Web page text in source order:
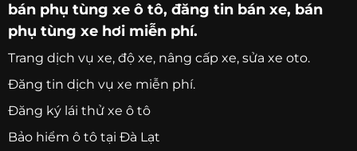
bán phụ tùng xe ô tô, đăng tin bán xe, bán
phụ tùng xe hơi miễn phí.
Trang dịch vụ xe, độ xe, nâng cấp xe, sửa xe oto.
Đăng tin dịch vụ xe miễn phí.
Đăng ký lái thử xe ô tô
Bảo hiểm ô tô tại Đà Lạt